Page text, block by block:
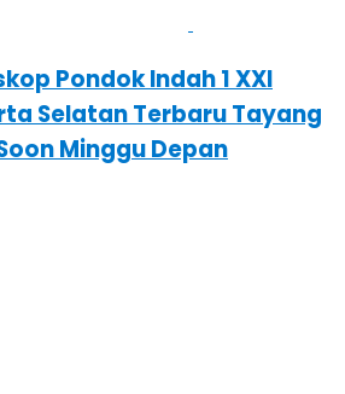
Pondok Indah 1 XXI
Selatan Terbaru Tayang
Minggu Depan